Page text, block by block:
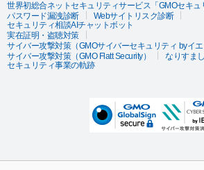
世界初総合ネットセキュリティサービス「GMOセキュ
パスワード漏洩診断
Webサイトリスク診断
セキュリティ相談AIチャットボット
実在証明・盗聴対策
サイバー攻撃対策（GMOサイバーセキュリティ byイエ
サイバー攻撃対策（GMO Flatt Security）
なりすま
セキュリティ事業の軌跡